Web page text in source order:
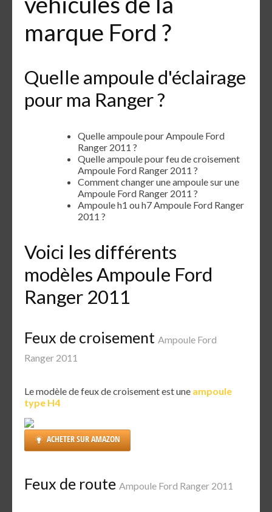
marque Ford ?
Quelle ampoule d'éclairage
pour ma Ranger ?
Quelle ampoule pour Ampoule Ford
Ranger 2011 ?
Quelle ampoule pour feu de croisement
Ampoule Ford Ranger 2011 ?
Comment changer une ampoule sur une
Ampoule Ford Ranger 2011 ?
Ampoule h1 ou h7 Ampoule Ford Ranger
2011 ?
Voici les différents
modèles Ampoule Ford
Ranger 2011
Feux de croisement Ampoule Ford
Ranger 2011
Le modèle de feux de croisement est une ampoule
type H4
ACHETER SUR AMAZON
Feux de route Ampoule Ford Ranger 2011